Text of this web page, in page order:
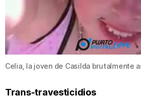
Celia, la joven de Casilda brutalmente
Trans-travesticidios